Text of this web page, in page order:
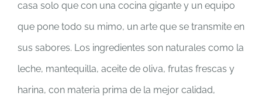
casa solo que con una cocina gigante y un equipo
que pone todo su mimo, un arte que se transmite en
sus sabores. Los ingredientes son naturales como la
leche, mantequilla, aceite de oliva, frutas frescas y
harina, con materia prima de la mejor calidad,